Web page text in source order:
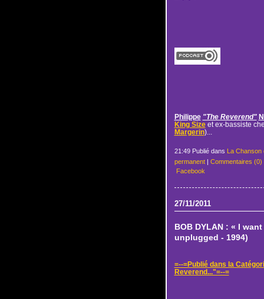
Philippe "The Reverend"
King Sizeet ex-bassiste
Margerin)...
21:49 Publié dans La Chanson
permanent| Commentaires (0)
Facebook
27/11/2011
BOB DYLAN : « I
unplugged - 1994)
=--=Publié dans la
Reverend..."=--=